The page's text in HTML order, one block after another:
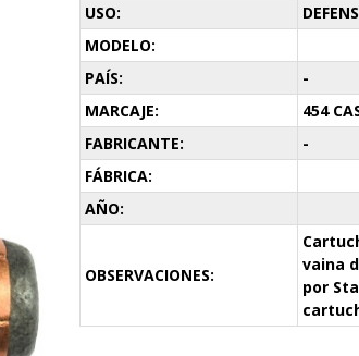
USO:
MODELO:
PAÍS:
-
MARCAJE:
454
FABRICANTE:
-
FÁBRICA:
AÑO:
OBSERVACIONES:
vaina
por